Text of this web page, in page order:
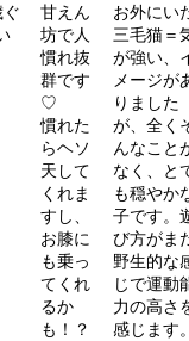
甘えん
坊で人
慣れ抜
群です
♡
慣れた
らヘソ
天して
くれま
すし、
お膝に
も乗っ
てくれ
るか
も！？
お外にい
三毛猫＝
が強い、
メージが
りました
が、全く
んなこと
なく、と
も穏やか
子です。
び方がま
野生的な
じで運動
力の高さ
感じます。